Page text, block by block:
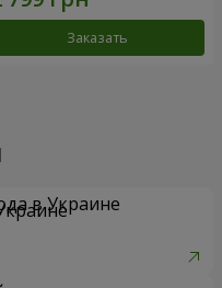
Заказать
в Украине